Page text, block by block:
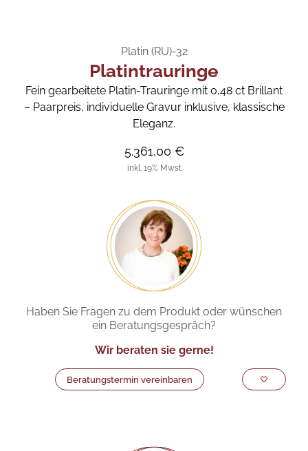
Platin (RU)-32
Platintrauringe
Fein gearbeitete Platin-Trauringe mit 0,48 ct Brillant
– Paarpreis, individuelle Gravur inklusive, klassische
Eleganz.
5.361,00 €
inkl. 19% Mwst
Haben Sie Fragen zu dem Produkt oder wünschen
ein Beratungsgespräch?
Wir beraten sie gerne!
Beratungstermin vereinbaren